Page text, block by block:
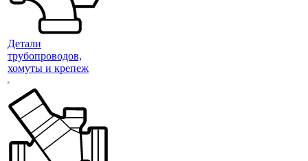
Детали
трубопроводов,
хомуты и крепеж